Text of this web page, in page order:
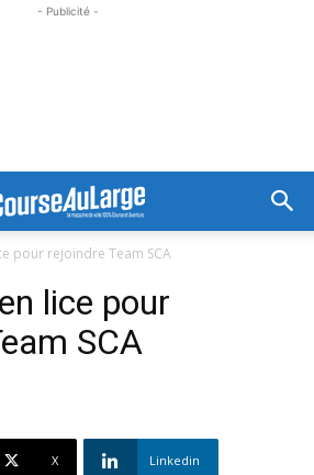
- Publicité -
pour rejoindre Team SCA
lice pour
SCA
X Linkedin